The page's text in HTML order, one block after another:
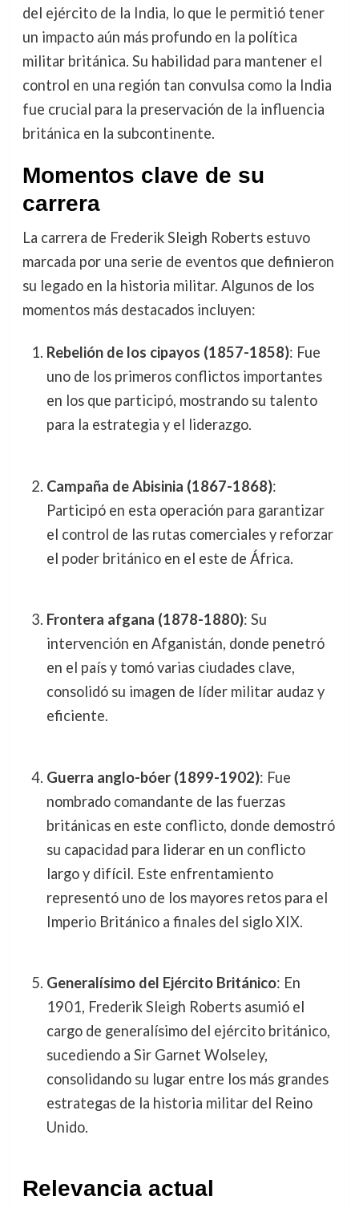
del ejército de la India, lo que le permitió tener
un impacto aún más profundo en la política
militar británica. Su habilidad para mantener el
control en una región tan convulsa como la India
fue crucial para la preservación de la influencia
británica en la subcontinente.
Momentos clave de su
carrera
La carrera de Frederik Sleigh Roberts estuvo
marcada por una serie de eventos que definieron
su legado en la historia militar. Algunos de los
momentos más destacados incluyen:
Rebelión de los cipayos (1857-1858): Fue
uno de los primeros conflictos importantes
en los que participó, mostrando su talento
para la estrategia y el liderazgo.
Campaña de Abisinia (1867-1868):
Participó en esta operación para garantizar
el control de las rutas comerciales y reforzar
el poder británico en el este de África.
Frontera afgana (1878-1880): Su
intervención en Afganistán, donde penetró
en el país y tomó varias ciudades clave,
consolidó su imagen de líder militar audaz y
eficiente.
Guerra anglo-bóer (1899-1902): Fue
nombrado comandante de las fuerzas
británicas en este conflicto, donde demostró
su capacidad para liderar en un conflicto
largo y difícil. Este enfrentamiento
representó uno de los mayores retos para el
Imperio Británico a finales del siglo XIX.
Generalísimo del Ejército Británico: En
1901, Frederik Sleigh Roberts asumió el
cargo de generalísimo del ejército británico,
sucediendo a Sir Garnet Wolseley,
consolidando su lugar entre los más grandes
estrategas de la historia militar del Reino
Unido.
Relevancia actual